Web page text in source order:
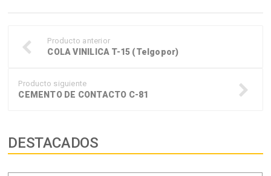
Producto anterior
COLA VINILICA T-15 (Telgopor)
Producto siguiente
CEMENTO DE CONTACTO C-81
DESTACADOS